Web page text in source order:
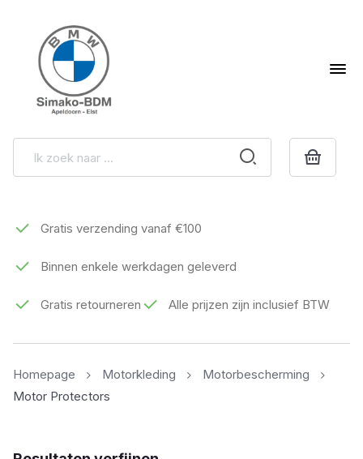
Gratis verzending vanaf €100
Binnen enkele werkdagen geleverd
Gratis retourneren Alle prijzen zijn inclusief BTW
Homepage Motorkleding
Motorbescherming
Motor Protectors